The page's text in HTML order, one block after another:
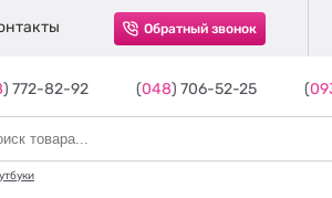
Обратный звонок
) 772-82-92 (048) 706-52-25 (